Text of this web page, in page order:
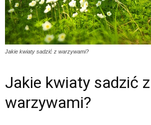
Jakie kwiaty sadzić z warzywami?
Jakie kwiaty sadzić z
warzywami?